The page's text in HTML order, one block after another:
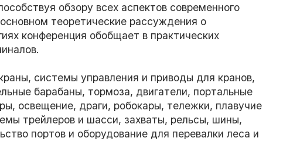
обзору всех аспектов современного
теоретические рассуждения о
конференция обобщает в практических
системы управления и приводы для кранов,
барабаны, тормоза, двигатели, портальные
освещение, драги, робокары, тележки, плавучие
трейлеров и шасси, захваты, рельсы, шины,
портов и оборудование для перевалки леса и